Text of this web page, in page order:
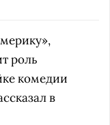
роль
комедии
в